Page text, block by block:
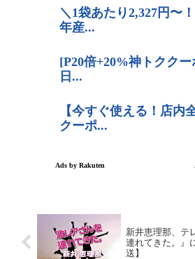
新井恵理那、テ
連れてきた。』
送】